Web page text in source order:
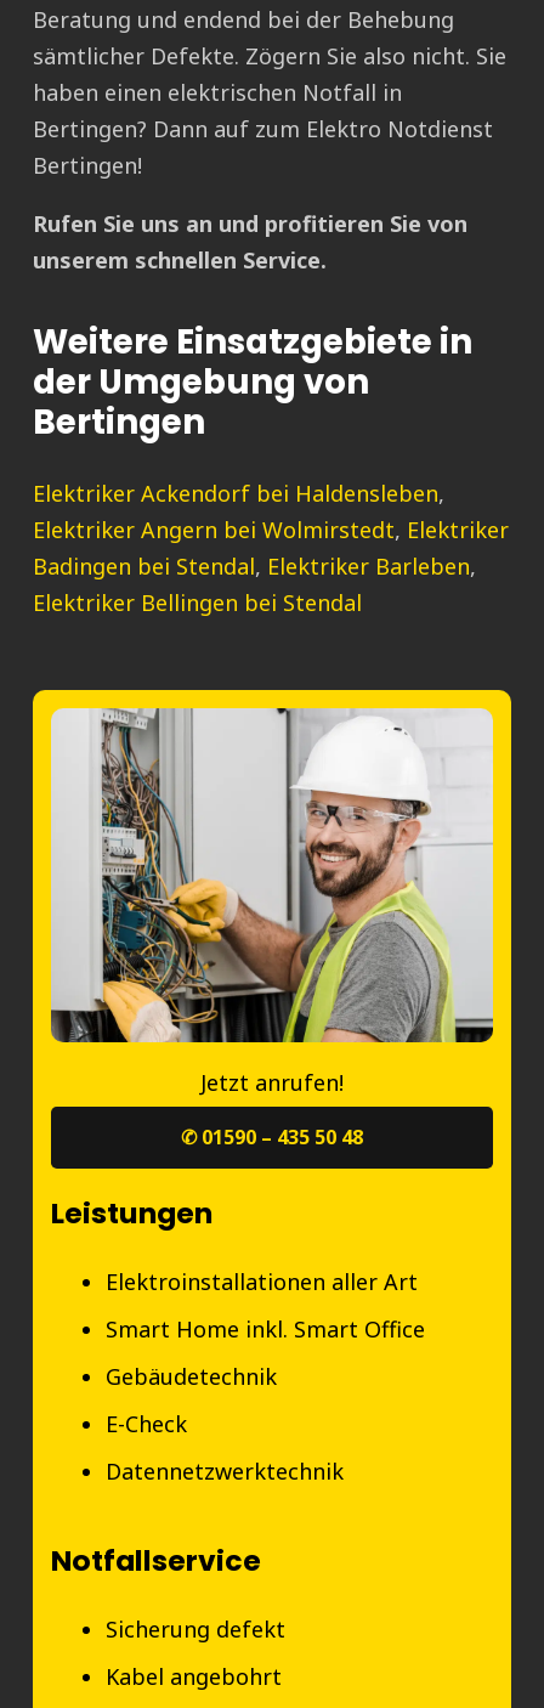
Beratung und endend bei der Behebung
sämtlicher Defekte. Zögern Sie also nicht. Sie
haben einen elektrischen Notfall in
Bertingen? Dann auf zum Elektro Notdienst
Bertingen!
Rufen Sie uns an und profitieren Sie von
unserem schnellen Service.
Weitere Einsatzgebiete in
der Umgebung von
Bertingen
Elektriker Ackendorf bei Haldensleben,
Elektriker Angern bei Wolmirstedt, Elektriker
Badingen bei Stendal, Elektriker Barleben,
Elektriker Bellingen bei Stendal
Jetzt anrufen!
✆ 01590 – 435 50 48
Leistungen
Elektroinstallationen aller Art
Smart Home inkl. Smart Office
Gebäudetechnik
E-Check
Datennetzwerktechnik
Notfallservice
Sicherung defekt
Kabel angebohrt